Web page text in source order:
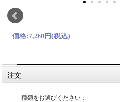
価格:7,260円(税込)
注文
種類をお選びください：